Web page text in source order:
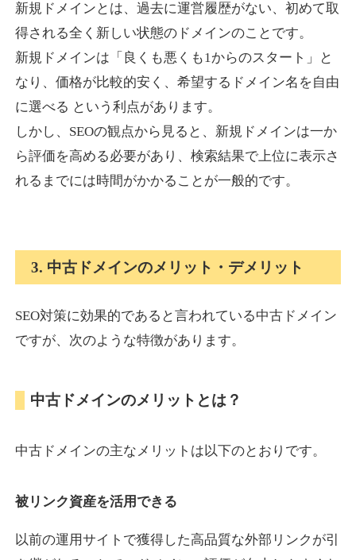
詳細を見る
lowslotfamilylocal.com
ジャンルその他
DA37 外部リンク数653 ドメイン年齢 1年
onlinepokerbetdansk.com
DA37 外部リンク数629 ドメイン年齢1年
10,800円 入札 0件
econopundit.com
外部リンク数 446
新規ドメインとは、過去に運営履歴がない、初めて取
得される全く新しい状態のドメインのことです。
新規ドメインは「良くも悪くも1からのスタート」と
なり、価格が比較的安く、希望するドメイン名を自由
に選べる という利点があります。
しかし、SEOの観点から見ると、新規ドメインは一か
ら評価を高める必要があり、検索結果で上位に表示さ
れるまでには時間がかかることが一般的です。
3. 中古ドメインのメリット・デメリット
SEO対策に効果的であると言われている中古ドメイン
ですが、次のような特徴があります。
中古ドメインのメリットとは？
中古ドメインの主なメリットは以下のとおりです。
被リンク資産を活用できる
以前の運用サイトで獲得した高品質な外部リンクが引